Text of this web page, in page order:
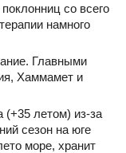
со всего
намного
Главными
Хаммамет и
летом) из-за
сезон на юге
море, хранит